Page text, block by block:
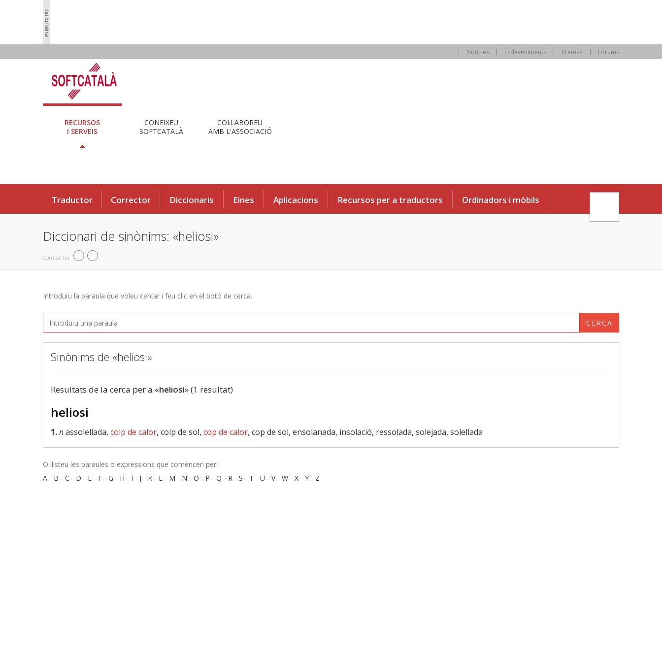
Notícies Esdeveniments Premsa Fòrums
RECURSOS
I SERVEIS
CONEIXEU
SOFTCATALÀ
COL·LABOREU
AMB L'ASSOCIACIÓ
Traductor Corrector Diccionaris Eines Aplicacions Recursos per a traductors Ordinadors i mòbils
Diccionari de sinònims: «heliosi»
Compartiu
Introduïu la paraula que voleu cercar i feu clic en el botó de cerca.
CERCA
Sinònims de «heliosi»
Resultats de la cerca per a «heliosi» (1 resultat)
heliosi
1.nassolellada, colp de calor, colp de sol, cop de calor, cop de sol, ensolanada, insolació, ressolada, solejada, solellada
O llisteu les paraules o expressions que comencen per:
A - B - C - D - E - F - G - H - I - J - K - L - M - N - O - P - Q - R - S - T - U - V- W - X - Y - Z